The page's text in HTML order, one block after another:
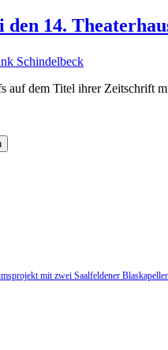
14.
Schindelbeck
dem Titel ihrer Zeitschrift
mit zwei Saalfeldener